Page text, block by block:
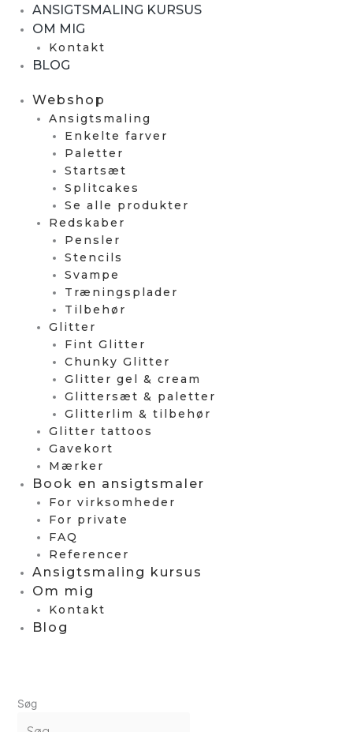
ANSIGTSMALING KURSUS
OM MIG
Kontakt
BLOG
Webshop
Ansigtsmaling
Enkelte farver
Paletter
Startsæt
Splitcakes
Se alle produkter
Redskaber
Pensler
Stencils
Svampe
Træningsplader
Tilbehør
Glitter
Fint Glitter
Chunky Glitter
Glitter gel & cream
Glittersæt & paletter
Glitterlim & tilbehør
Glitter tattoos
Gavekort
Mærker
Book en ansigtsmaler
For virksomheder
For private
FAQ
Referencer
Ansigtsmaling kursus
Om mig
Kontakt
Blog
Søg